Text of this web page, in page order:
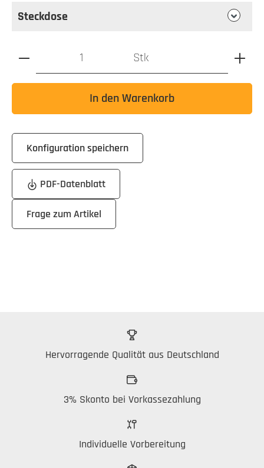
Steckdose
Produkt Anzahl: Gib den gewünschten Wert ein oder
Stk
In den Warenkorb
Konfiguration speichern
PDF-Datenblatt
Frage zum Artikel
Hervorragende Qualität aus Deutschland
3% Skonto bei Vorkassezahlung
Individuelle Vorbereitung